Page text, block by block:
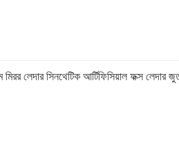
লেদার সিনথেটিক আর্টিফিসিয়াল ফক্স লেদার